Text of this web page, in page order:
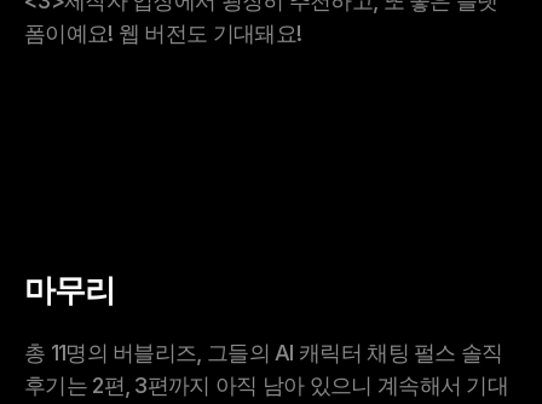
폼이예요! 웹 버전도 기대돼요!
마무리
총 11명의 버블리즈, 그들의 AI 캐릭터 채팅 펄스 솔직
후기는 2편, 3편까지 아직 남아 있으니 계속해서 기대